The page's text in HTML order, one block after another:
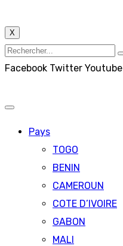
X
Facebook Twitter Youtube
Pays
TOGO
BENIN
CAMEROUN
COTE D’IVOIRE
GABON
MALI